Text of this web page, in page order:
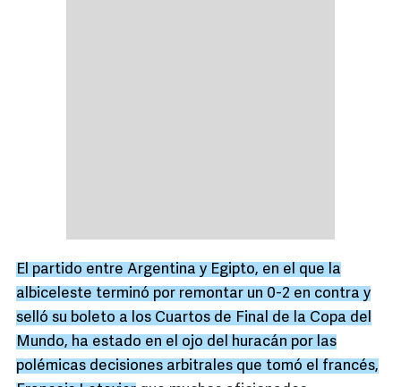
El partido entre Argentina y Egipto, en el que la
albiceleste terminó por remontar un 0-2 en contra y
selló su boleto a los Cuartos de Final de la Copa del
Mundo, ha estado en el ojo del huracán por las
polémicas decisiones arbitrales que tomó el francés,